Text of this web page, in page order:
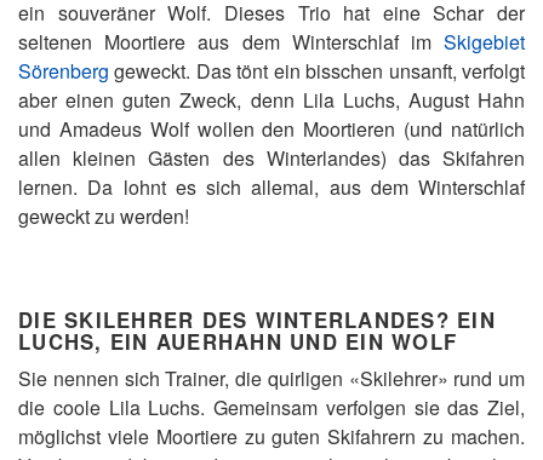
ein souveräner Wolf. Dieses Trio hat eine Schar der
seltenen Moortiere aus dem Winterschlaf im Skigebiet
Sörenberg geweckt. Das tönt ein bisschen unsanft, verfolgt
aber einen guten Zweck, denn Lila Luchs, August Hahn
und Amadeus Wolf wollen den Moortieren (und natürlich
allen kleinen Gästen des Winterlandes) das Skifahren
lernen. Da lohnt es sich allemal, aus dem Winterschlaf
geweckt zu werden!
DIE SKILEHRER DES WINTERLANDES? EIN
LUCHS, EIN AUERHAHN UND EIN WOLF
Sie nennen sich Trainer, die quirligen «Skilehrer» rund um
die coole Lila Luchs. Gemeinsam verfolgen sie das Ziel,
möglichst viele Moortiere zu guten Skifahrern zu machen.